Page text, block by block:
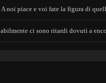
piace e voi fate la figura di
ci sono ritardi dovuti a